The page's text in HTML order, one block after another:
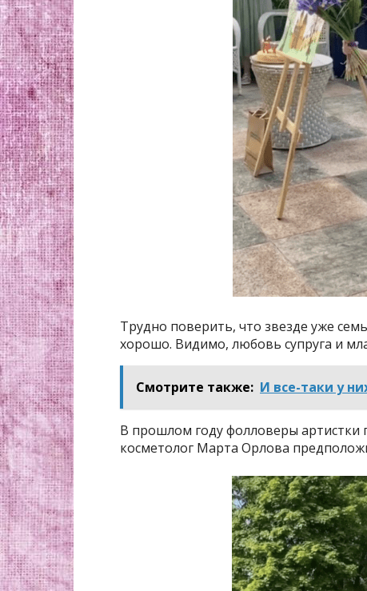
Трудно поверить, что звезде уже
хорошо. Видимо, любовь супруга и
Смотрите также: И все-таки у
В прошлом году фолловеры
косметолог Марта Орлова